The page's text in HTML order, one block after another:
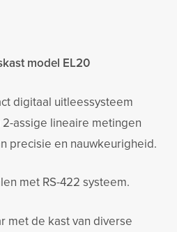
model EL20
digitaal uitleessysteem
assige lineaire metingen
precisie en nauwkeurigheid.
met RS-422 systeem.
met de kast van diverse